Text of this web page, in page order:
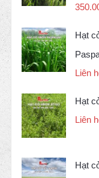
Hạt
Liên
Hạt
Liên
Hạt